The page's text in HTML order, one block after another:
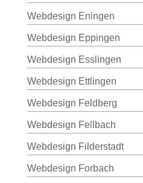
Webdesign Eningen
Webdesign Eppingen
Webdesign Esslingen
Webdesign Ettlingen
Webdesign Feldberg
Webdesign Fellbach
Webdesign Filderstadt
Webdesign Forbach